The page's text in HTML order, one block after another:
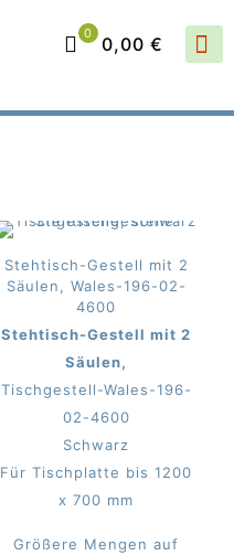
0 0,00 €
Stehtisch-Gestell mit 2
Säulen, Wales-196-02-
4600
Stehtisch-Gestell mit 2
Säulen,
Tischgestell-Wales-196-
02-4600
Schwarz
Für Tischplatte bis 1200
x 700 mm
Größere Mengen auf